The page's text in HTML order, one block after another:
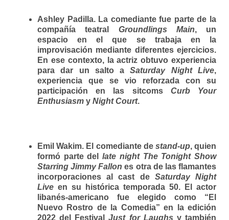
Ashley Padilla.La comediante fue parte de la
compañía teatral Groundlings Main, un
espacio en el que se trabaja en la
improvisación mediante diferentes ejercicios.
En ese contexto, la actriz obtuvo experiencia
para dar un salto aSaturday Night Live,
experiencia que se vio reforzada con su
participación en las sitcoms Curb Your
Enthusiasm y Night Court.
Emil Wakim. El comediante de stand-up, quien
formó parte dellate night The Tonight Show
Starring Jimmy Fallones otra de las flamantes
incorporaciones al cast de Saturday Night
Live en su histórica temporada 50. El actor
libanés-americano fue elegido como “El
Nuevo Rostro de la Comedia” en la edición
2022 del FestivalJust for Laughs y también